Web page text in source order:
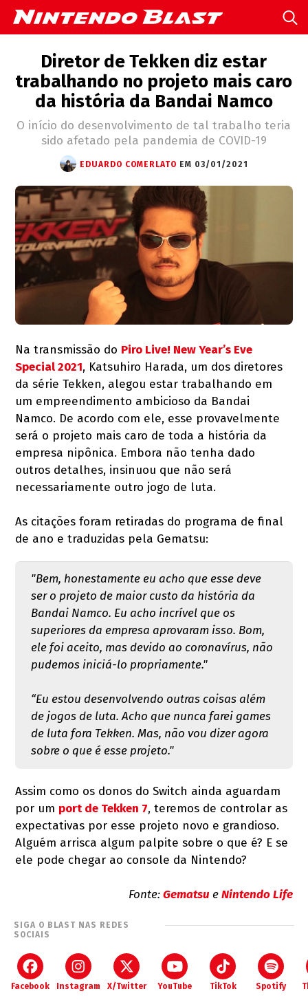
Diretor de Tekken diz estar
trabalhando no projeto mais caro
da história da Bandai Namco
O início do desenvolvimento de tal trabalho teria
sido afetado pela pandemia de COVID-19
EDUARDO COMERLATO EM 03/01/2021
Na transmissão do Piro Live! New Year’s Eve
Special 2021, Katsuhiro Harada, um dos diretores
da série Tekken, alegou estar trabalhando em
um empreendimento ambicioso da Bandai
Namco. De acordo com ele, esse provavelmente
será o projeto mais caro de toda a história da
empresa nipônica. Embora não tenha dado
outros detalhes, insinuou que não será
necessariamente outro jogo de luta.
As citações foram retiradas do programa de final
de ano e traduzidas pela Gematsu:
"Bem, honestamente eu acho que esse deve
ser o projeto de maior custo da história da
Bandai Namco. Eu acho incrível que os
superiores da empresa aprovaram isso. Bom,
ele foi aceito, mas devido ao coronavírus, não
pudemos iniciá-lo propriamente."
“Eu estou desenvolvendo outras coisas além
de jogos de luta. Acho que nunca farei games
de luta fora Tekken. Mas, não vou dizer agora
sobre o que é esse projeto."
Assim como os donos do Switch ainda aguardam
por um port de Tekken 7, teremos de controlar as
expectativas por esse projeto novo e grandioso.
Alguém arrisca algum palpite sobre o que é? E se
ele pode chegar ao console da Nintendo?
Fonte:Gematsu eNintendo Life
SIGA O BLAST NAS REDES
SOCIAIS
Facebook Instagram X/Twitter YouTube TikTok Spotify